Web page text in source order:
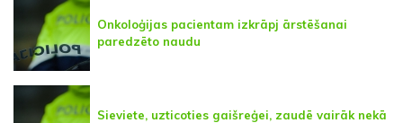
Onkoloģijas pacientam izkrāpj ārstēšanai
paredzēto naudu
Sieviete, uzticoties gaišreģei, zaudē vairāk nekā